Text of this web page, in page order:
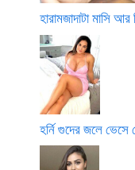
হারামজাদাটা মাসি
হর্নি গুদের জলে ভেসে